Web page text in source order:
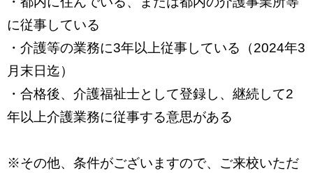
に従事している
・介護等の業務に3年以上従事している（2024年3
月末日迄）
・合格後、介護福祉士として登録し、継続して2
年以上介護業務に従事する意思がある
※その他、条件がございますので、ご来校いただ